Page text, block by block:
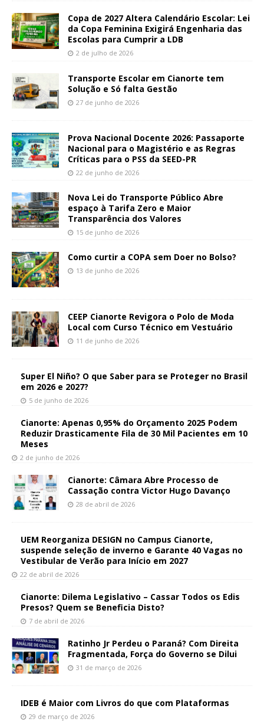
Copa de 2027 Altera Calendário Escolar: Lei
da Copa Feminina Exigirá Engenharia das
Escolas para Cumprir a LDB
2 de julho de 2026
Transporte Escolar em Cianorte tem
Solução e Só falta Gestão
27 de junho de 2026
Prova Nacional Docente 2026: Passaporte
Nacional para o Magistério e as Regras
Críticas para o PSS da SEED-PR
22 de junho de 2026
Nova Lei do Transporte Público Abre
espaço à Tarifa Zero e Maior
Transparência dos Valores
15 de junho de 2026
Como curtir a COPA sem Doer no Bolso?
13 de junho de 2026
CEEP Cianorte Revigora o Polo de Moda
Local com Curso Técnico em Vestuário
11 de junho de 2026
Super El Niño? O que Saber para se Proteger no Brasil
em 2026 e 2027?
5 de junho de 2026
Cianorte: Apenas 0,95% do Orçamento 2025 Podem
Reduzir Drasticamente Fila de 30 Mil Pacientes em 10
Meses
2 de junho de 2026
Cianorte: Câmara Abre Processo de
Cassação contra Victor Hugo Davanço
28 de abril de 2026
UEM Reorganiza DESIGN no Campus Cianorte,
suspende seleção de inverno e Garante 40 Vagas no
Vestibular de Verão para Início em 2027
22 de abril de 2026
Cianorte: Dilema Legislativo – Cassar Todos os Edis
Presos? Quem se Beneficia Disto?
7 de abril de 2026
Ratinho Jr Perdeu o Paraná? Com Direita
Fragmentada, Força do Governo se Dilui
31 de março de 2026
IDEB é Maior com Livros do que com Plataformas
29 de março de 2026